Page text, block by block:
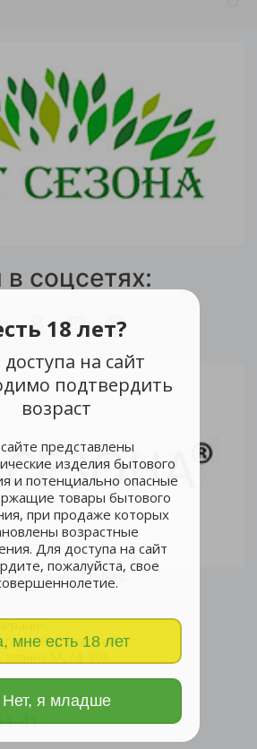
18 лет?
на сайт
подтвердить
возраст
представлены
изделия бытового
и потенциально опасные
товары бытового
при продаже которых
возрастные
Для доступа на сайт
пожалуйста, свое
мне есть 18 лет
Нет, я младше
соцсетях:
офис
город Березовский
5А, оф. 203
41